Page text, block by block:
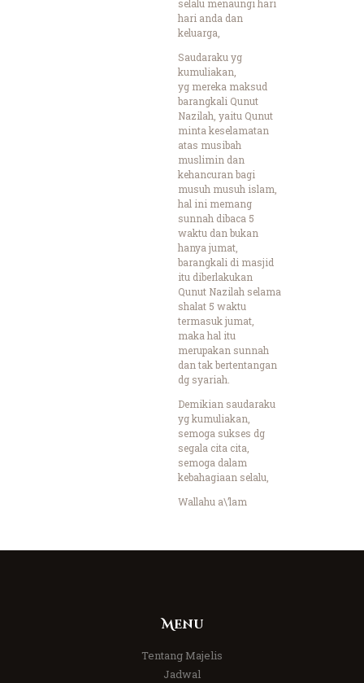
selalu menaungi hari
hari anda dan
keluarga,
Saudaraku yg
kumuliakan,
yg mereka maksud
barangkali Qunut
Nazilah, yaitu Qunut
minta keselamatan
atas musibah
muslimin dan
kehancuran bagi
musuh musuh islam,
hal ini memang
sunnah dibaca 5
waktu dan bukan
hanya jumat,
barangkali di masjid
itu diberlakukan
Qunut Nazilah selama
shalat 5 waktu
termasuk jumat,
maka hal itu
merupakan sunnah
dan tak bertentangan
dg syariah.
Demikian saudaraku
yg kumuliakan,
semoga sukses dg
segala cita cita,
semoga dalam
kebahagiaan selalu,
Wallahu a\’lam
Menu
Tentang Majelis
Jadwal